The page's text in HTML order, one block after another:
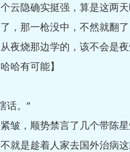
隐确实挺强，算是这两天
那一枪没中，不然就翻了
烧那边学的，该不会是夜
有可能】
。”
，顺势禁言了几个带陈星
就是趁着人家去国外治病